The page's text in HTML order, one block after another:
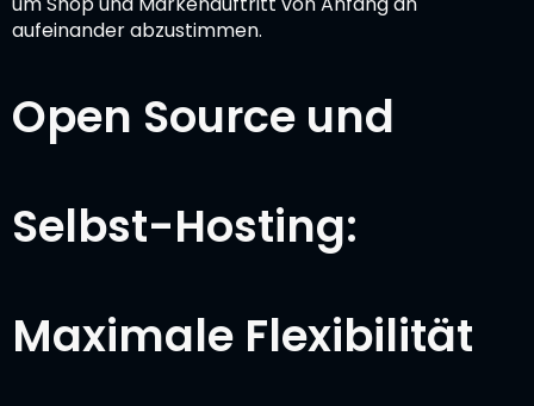
aufeinander abzustimmen.
Open Source und
Selbst-Hosting:
Maximale Flexibilität